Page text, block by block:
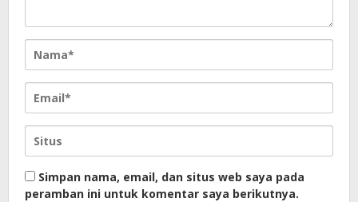
Simpan nama, email, dan situs web saya pada
peramban ini untuk komentar saya berikutnya.